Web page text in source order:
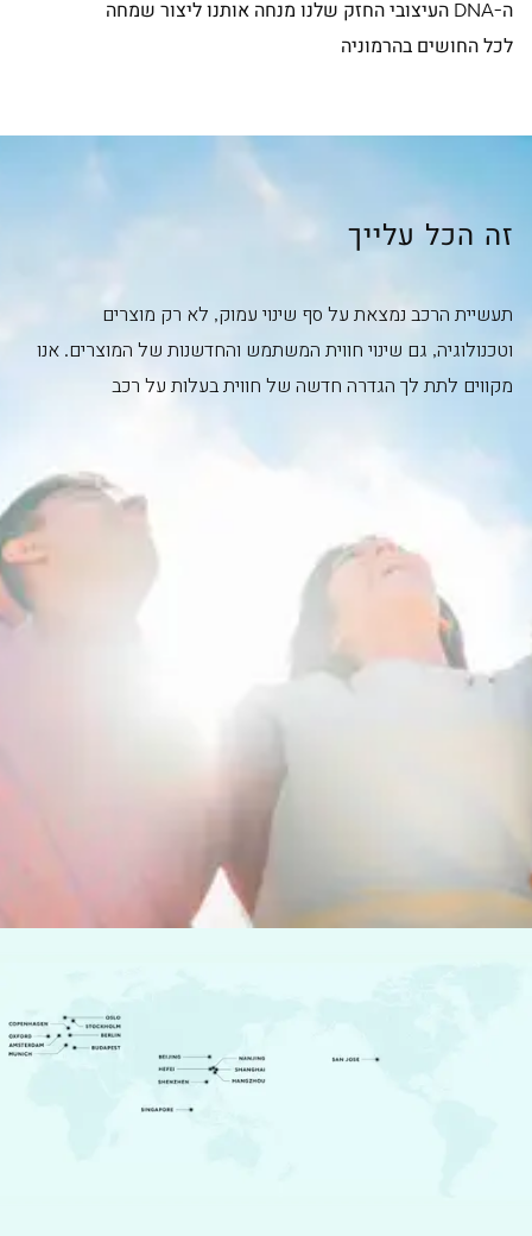
ה-DNA העיצובי החזק שלנו מנחה אותנו ליצור שמחה
לכל החושים בהרמוניה
זה הכל עלייך
תעשיית הרכב נמצאת על סף שינוי עמוק, לא רק מוצרים
וטכנולוגיה, גם שינוי חווית המשתמש והחדשנות של המוצרים. אנו
מקווים לתת לך הגדרה חדשה של חווית בעלות על רכב